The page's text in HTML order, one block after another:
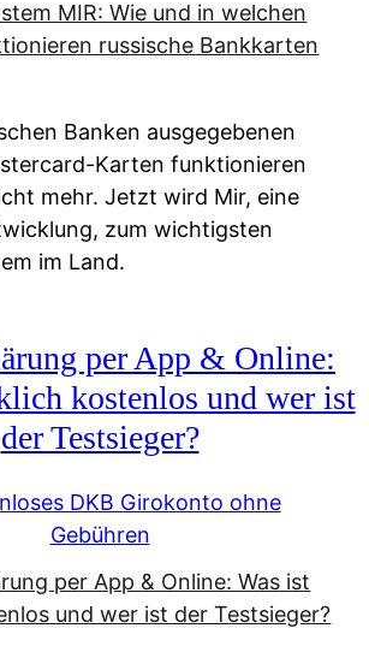
Banken ausgegebenen
Karten funktionieren
mehr. Jetzt wird Mir, eine
zum wichtigsten
im Land.
per App & Online:
kostenlos und wer ist
der Testsieger?
DKB Girokonto ohne
Gebühren